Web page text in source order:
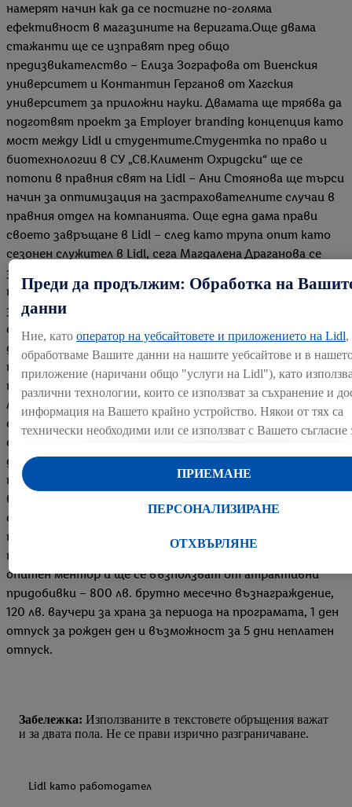
намерят начин как да се постигне по-голяма
ефективност в магазините на веригата.Още двама
стажанти ще се изправят пред общо
предизвикателство – Елиза Зографова от Виенския
университет и Контантин Герганов от Хагския
университет за приложни науки. Двамата ще трябва да
подготвят проект за Employer branding концепция като
мост между Lidl и студентите.Студентка по право и
биотехнологии в СУ „Св.Климент Охридски“ ще се
потопи в правния свят на Lidl – Ани Стоянова ще търси
начин за оптимизация на застрахователните случаи в
правния отдел на компанията. Още една дама прави
своето завръщане в Lidl – след като трупа опит като
сезонен служител в Lidl, сега Магдалена Драганова се
завръща като стажант със задачата да изготви
проект за популяризиране на WEB базирана платформа
за обмен на документи с доставчици на Lidl.Всичките 8
стажанти предстои да навлязат и да опознаят в
детайли света на Lidl, за да разработят своите
проекти. Освен високо ценена заради своята
практическа насоченост, стажантската програма на
Лидл България е и реална възможност за кариерен
старт на младежи без голям опит по специалността, но
с желание да учат и да се развиват. Доказателство са
двама от миналогодишните стажанти, които
продължиха кариерното си развитие в компанията и
вече са част от екипа на Лидл България.По време на
стажа си в компанията, младите таланти ще преминат
през допълнителни обучения – по управление на
проекти и презентационни умения, ще разчитат на
опитен ментор и ще се възползват от атрактивни
придобивки – 800 лв. брутно месечно възнаграждение,
120 лв. ваучери за храна за периода на програмата, 1 ден
отпуск за рожден ден и възможност за 5 дни неплатен
отпуск.
Забележка: Използваните в текстовете обръщения важат
и за двата пола. Не се прави изрично разграничаване.
Lidl като работодател
Преди да продължим: Обработка на
данни
Ние, като оператор на уебсайтовете и приложението на Lidl,
обработваме Вашите данни на нашите уебсайтове и в
приложение (наричани общо "услуги на Lidl"), като
различни технологии, които се използват за съхранение и
информация на Вашето крайно устройство. Някои от тях са
технически необходими или се използват с Вашето съгласие
персонализирана реклама в рамките на услугите на Lidl и
Ако сте участник в програмата Lidl Plus, данните от
при пазаруване в магазина също ще бъдат обработвани за
да намерите допълнителна информация за обработката на
използването на необходимите технологии. С натискане на
"Съгласен" давате съгласието си за обработване за всички
горепосочени цели. Допълнителна информация,
периода на съхранение на данните и правото Ви да
съгласието си по всяко време с действие за в бъдеще, можете
ОТХВЪРЛЯНЕ
ПЕРСОНАЛИЗИРАНЕ
ПРИЕМАНЕ